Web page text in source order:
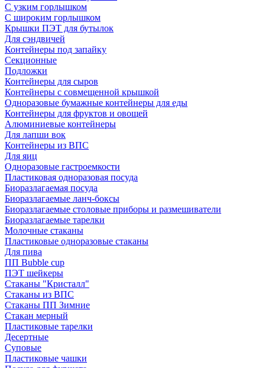
С узким горлышком
С широким горлышком
Крышки ПЭТ для бутылок
Для сэндвичей
Контейнеры под запайку
Секционные
Подложки
Контейнеры для сыров
Контейнеры с совмещенной крышкой
Одноразовые бумажные контейнеры для еды
Контейнеры для фруктов и овощей
Алюминиевые контейнеры
Для лапши вок
Контейнеры из ВПС
Для яиц
Одноразовые гастроемкости
Пластиковая одноразовая посуда
Биоразлагаемая посуда
Биоразлагаемые ланч-боксы
Биоразлагаемые столовые приборы и размешиватели
Биоразлагаемые тарелки
Молочные стаканы
Пластиковые одноразовые стаканы
Для пива
ПП Bubble cup
ПЭТ шейкеры
Стаканы "Кристалл"
Стаканы из ВПС
Стаканы ПП Зимние
Стакан мерный
Пластиковые тарелки
Десертные
Суповые
Пластиковые чашки